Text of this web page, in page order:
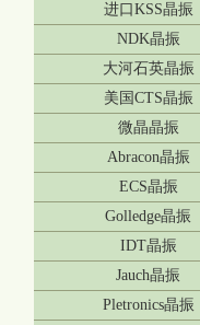
进口KSS晶振
NDK晶振
大河石英晶振
美国CTS晶振
微晶晶振
Abracon晶振
ECS晶振
Golledge晶振
IDT晶振
Jauch晶振
Pletronics晶振